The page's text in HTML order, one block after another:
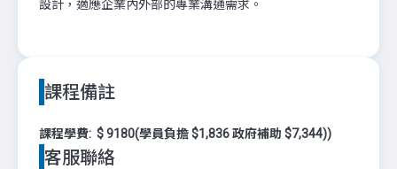
設計，適應企業內外部的專業溝通需求。
課程備註
課程學費: $ 9180(學員負擔 $1,836 政府補助 $7,344))
客服聯絡